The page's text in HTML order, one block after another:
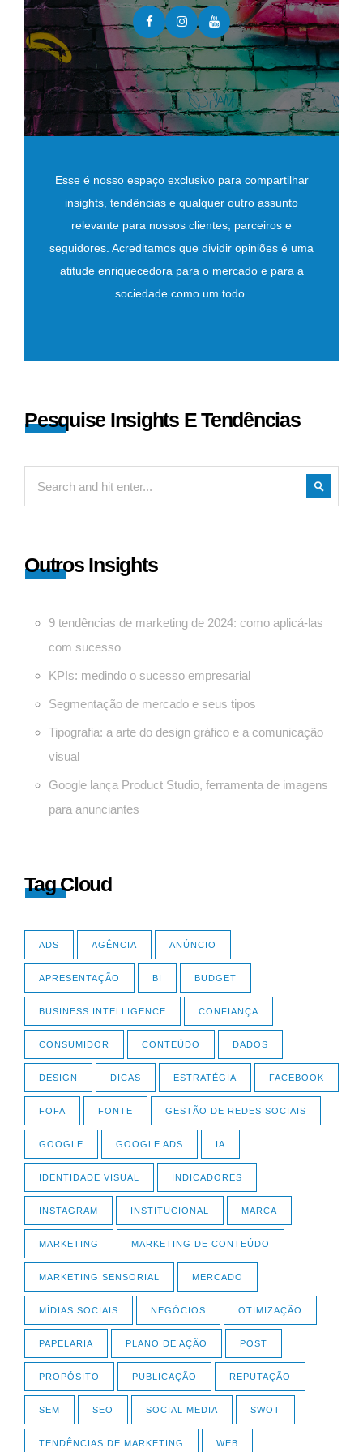
Esse é nosso espaço exclusivo para compartilhar
insights, tendências e qualquer outro assunto
relevante para nossos clientes, parceiros e
seguidores. Acreditamos que dividir opiniões é uma
atitude enriquecedora para o mercado e para a
sociedade como um todo.
Pesquise Insights E Tendências
Outros Insights
9 tendências de marketing de 2024: como aplicá-las
com sucesso
KPIs: medindo o sucesso empresarial
Segmentação de mercado e seus tipos
Tipografia: a arte do design gráfico e a comunicação
visual
Google lança Product Studio, ferramenta de imagens
para anunciantes
Tag Cloud
ADS AGÊNCIA ANÚNCIO
APRESENTAÇÃO BI BUDGET
BUSINESS INTELLIGENCE CONFIANÇA
CONSUMIDOR CONTEÚDO DADOS
DESIGN DICAS ESTRATÉGIA FACEBOOK
FOFA FONTE GESTÃO DE REDES SOCIAIS
GOOGLE GOOGLE ADS IA
IDENTIDADE VISUAL INDICADORES
INSTAGRAM INSTITUCIONAL MARCA
MARKETING MARKETING DE CONTEÚDO
MARKETING SENSORIAL MERCADO
MÍDIAS SOCIAIS NEGÓCIOS OTIMIZAÇÃO
PAPELARIA PLANO DE AÇÃO POST
PROPÓSITO PUBLICAÇÃO REPUTAÇÃO
SEM SEO SOCIAL MEDIA SWOT
TENDÊNCIAS DE MARKETING WEB